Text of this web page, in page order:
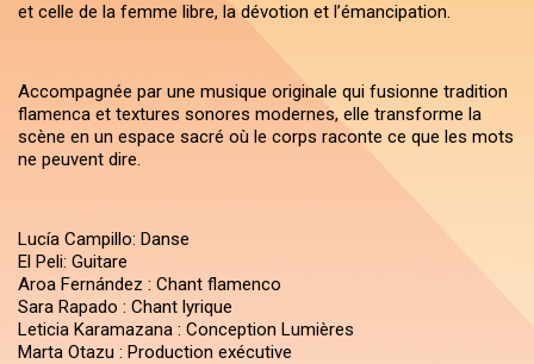
et celle de la femme libre, la dévotion et l’émancipation.
Accompagnée par une musique originale qui fusionne tradition
flamenca et textures sonores modernes, elle transforme la
scène en un espace sacré où le corps raconte ce que les mots
ne peuvent dire.
Lucía Campillo: Danse
El Peli: Guitare
Aroa Fernández : Chant flamenco
Sara Rapado : Chant lyrique
Leticia Karamazana : Conception Lumières
Marta Otazu : Production exécutive